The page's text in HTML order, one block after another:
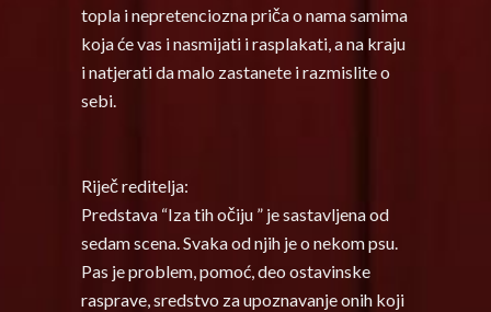
topla i nepretenciozna priča o nama samima
koja će vas i nasmijati i rasplakati, a na kraju
i natjerati da malo zastanete i razmislite o
sebi.
Riječ reditelja:
Predstava “Iza tih očiju ” je sastavljena od
sedam scena. Svaka od njih je o nekom psu.
Pas je problem, pomoć, deo ostavinske
rasprave, sredstvo za upoznavanje onih koji